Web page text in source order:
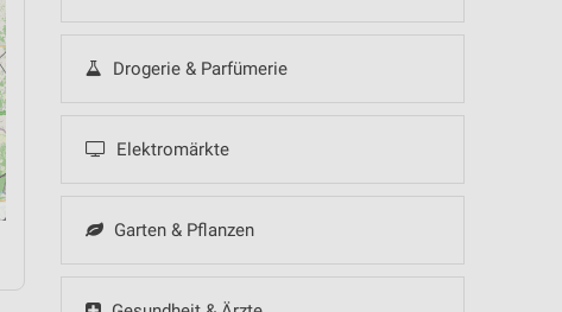
Drogerie & Parfümerie
Elektromärkte
Garten & Pflanzen